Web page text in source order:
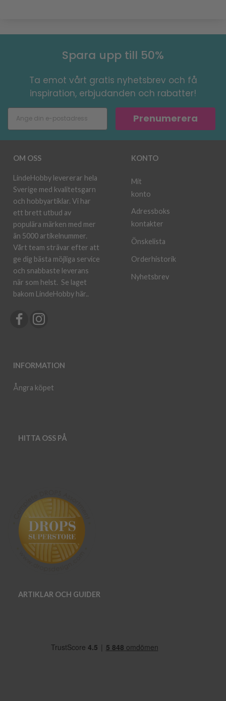
Spara upp till 50%
Ta emot vårt gratis nyhetsbrev och få
inspiration, erbjudanden och rabatter!
Prenumerera
OM OSS
LindeHobby levererar hela
Sverige med kvalitetsgarn
och hobbyartiklar. Vi har
ett brett utbud av
populära märken med mer
än 5000 artikelnummer.
Vårt team strävar efter att
ge dig bästa möjliga service
och snabbaste leverans
när som helst. Se laget
bakom LindeHobby här..
INFORMATION
Ångra köpet
KONTO
Mit
konto
Adressboks
kontakter
Önskelista
Orderhistorik
Nyhetsbrev
HITTA OSS PÅ
ARTIKLAR OCH GUIDER